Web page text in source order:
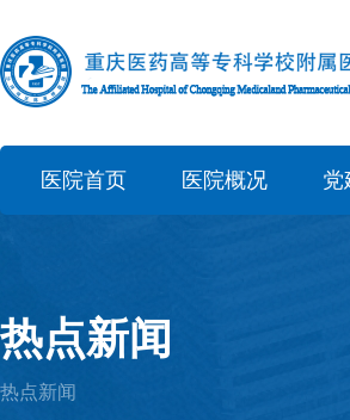
医院首页 医院概况 党
热点新闻
热点新闻